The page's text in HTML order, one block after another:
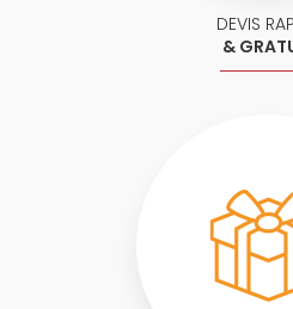
DEVIS
&